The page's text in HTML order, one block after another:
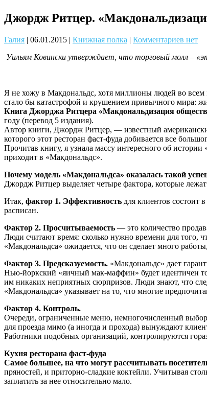
Джордж Ритцер.
Галия | 06.01.2015 | Книжная полка | Комментариев нет
Уильям Ковински утверждает, что торговый молл –
Я не хожу в Макдональдс, хотя миллионы людей во всем
стало бы катастрофой и крушением привычного мира:
Книга Джорджа Ритцера «Макдональдизация
году (перевод 5 издания).
Автор книги, Джордж Ритцер, — известный
которого этот ресторан фаст-фуда добивается все
Прочитав книгу, я узнала массу интересного об
приходит в «Макдональдс».
Почему модель «Макдональдса» оказалась такой
Джордж Ритцер выделяет четыре фактора, которые
Итак, фактор 1. Эффективность для клиентов состоит
расписан.
Фактор 2. Просчитываемость — это количество
Люди считают время: сколько нужно времени для того,
«Макдональдса» ожидается, что он сделает много
Фактор 3. Предсказуемость. «Макдональдс» дает
Нью-йоркский «яичный мак-маффин» будет идентичен
им никаких неприятных сюрпризов. Люди знают, что
«Макдональдса» указывает на то, что многие
Фактор 4. Контроль.
Очереди, ограниченные меню, немногочисленный
для проезда мимо (а иногда и прохода) вынуждают
Работники подобных организаций, контролируются
Кухня ресторана фаст-фуда
Самое большее, на что могут рассчитывать
пряностей, и приторно-сладкие коктейли. Учитывая
заплатить за нее относительно мало.